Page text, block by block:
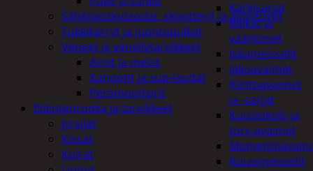
Kärkisarjat
Räikät ja
vääntimet
Iskumeisselit
Jakoavaimet
Kiintoavaimet
ja -sarjat
Kuusiokolo ja
torx-avaimet
Ruuvimeisselit
Sähköpotkulaudat, skootterit ja ajoneuvot
Tukkikärryt ja juontopulkat
Veneet ja veneilytarvikkeet
Airot ja melat
Kanootit ja sup-laudat
Perämoottorit
Eläintenruoka ja tarvikkeet
Jyrsijät
Kissat
Koirat